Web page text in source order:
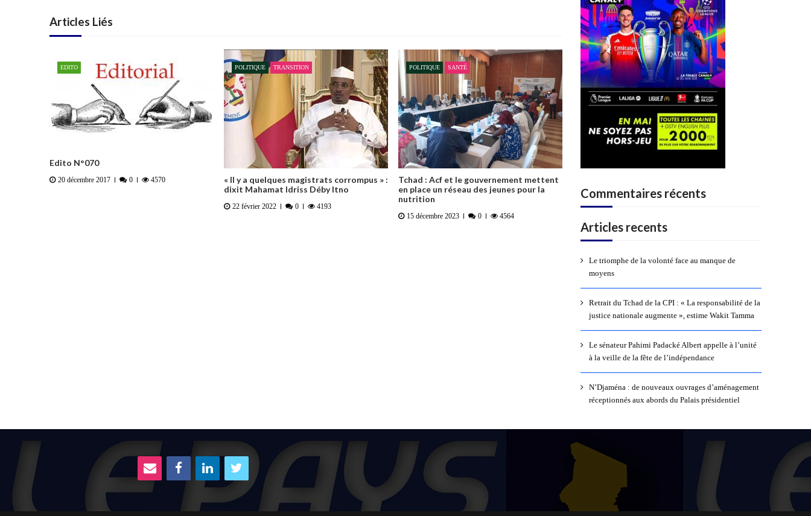
Articles Liés
EDITO
Edito N°070
20 décembre 2017 0 4570
POLITIQUE TRANSITION
« Il y a quelques magistrats corrompus » :
dixit Mahamat Idriss Déby Itno
22 février 2022 0 4193
POLITIQUE SANTÉ
Tchad : Acf et le gouvernement mettent
en place un réseau des jeunes pour la
nutrition
15 décembre 2023 0 4564
Commentaires récents
Articles recents
Le triomphe de la volonté face au manque de
moyens
Retrait du Tchad de la CPI : « La responsabilité de la
justice nationale augmente », estime Wakit Tamma
Le sénateur Pahimi Padacké Albert appelle à l’unité
à la veille de la fête de l’indépendance
N’Djaména : de nouveaux ouvrages d’aménagement
réceptionnés aux abords du Palais présidentiel